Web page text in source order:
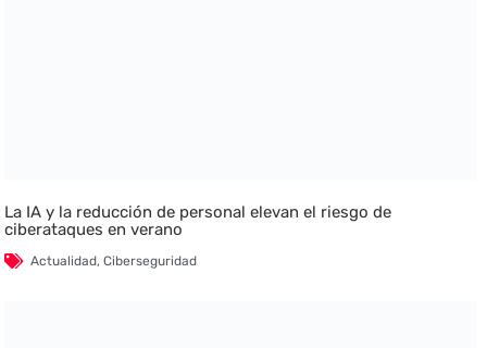
La IA y la reducción de personal elevan el riesgo de
ciberataques en verano
Actualidad,Ciberseguridad